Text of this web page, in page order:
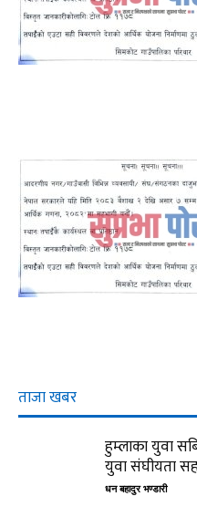
ताजा खबर
हुम्लाका युवा
युवा संघीयता
धन बहादुर भण्डारी